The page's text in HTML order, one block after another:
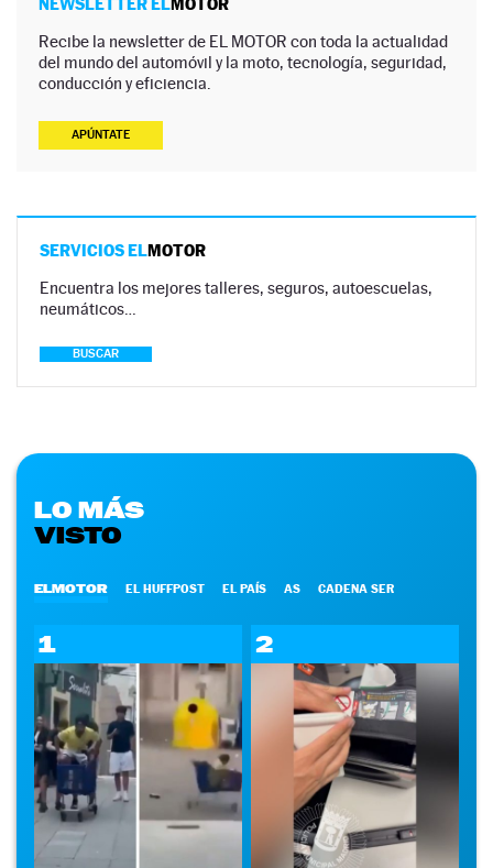
NEWSLETTER ELMOTOR
Recibe la newsletter de EL MOTOR con toda la actualidad
del mundo del automóvil y la moto, tecnología, seguridad,
conducción y eficiencia.
APÚNTATE
SERVICIOS ELMOTOR
Encuentra los mejores talleres, seguros, autoescuelas,
neumáticos…
BUSCAR
LO MÁS
VISTO
ELMOTOR EL HUFFPOST EL PAÍS AS CADENA SER
1 2